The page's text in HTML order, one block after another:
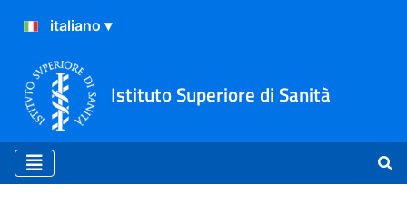
Istituto Superiore di Sanità